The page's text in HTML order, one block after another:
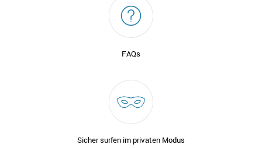
FAQs
Sicher surfen im privaten Modus